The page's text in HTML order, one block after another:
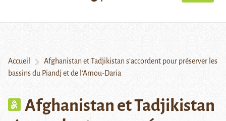
Accueil
Afghanistan et Tadjikistan s’accordent pour préserver les
bassins du Piandj et de l’Amou-Daria
Afghanistan et Tadjikistan